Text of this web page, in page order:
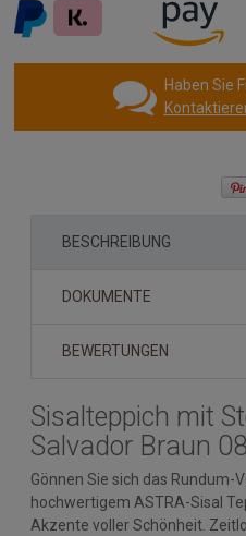
Haben Sie
BESCHREIBUNG
DOKUMENTE
BEWERTUNGEN
Sisalteppich mit
Salvador Braun
Gönnen Sie sich das Rundum-
hochwertigem ASTRA-Sisal
Akzente voller Schönheit.